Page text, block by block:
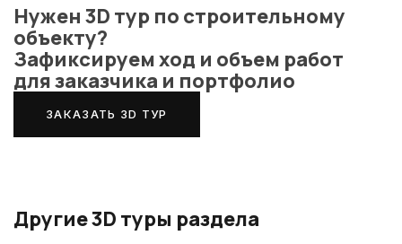
Нужен 3D тур по строительному
объекту?
Зафиксируем ход и объем работ
для заказчика и портфолио
ЗАКАЗАТЬ 3D ТУР
Другие 3D туры раздела